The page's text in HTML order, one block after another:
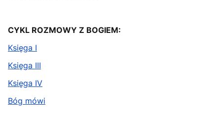
CYKL ROZMOWY Z BOGIEM:
Księga I
Księga III
Księga IV
Bóg mówi